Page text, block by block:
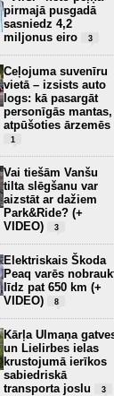
pirmajā pusgadā
sasniedz 4,2
miljonus eiro
3
Ceļojuma suvenīru
vietā – izsists auto
logs: kā pasargāt
personīgās mantas,
atpūšoties ārzemēs
1
Vai tiešām Vanšu
tilta slēgšanu var
aizstāt ar dažiem
Park&Ride? (+
VIDEO)
3
Elektriskais Škoda
Peaq varēs
līdz pat 650 km (+
VIDEO)
8
Kārļa Ulmaņa
un Lielirbes ielas
krustojumā ierīkos
sabiedriskā
transporta joslu
3